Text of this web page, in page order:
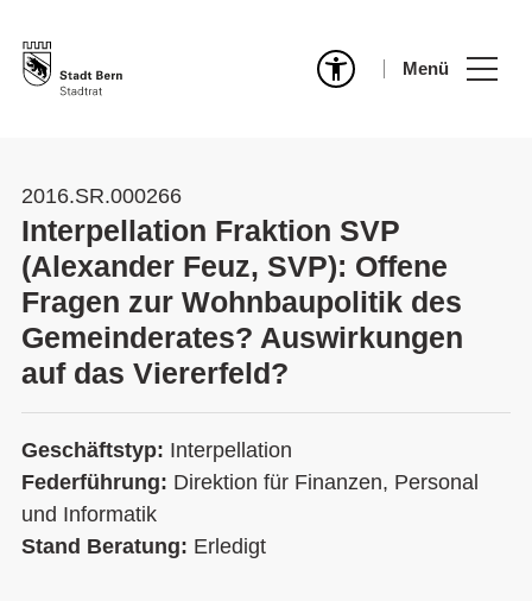
Menü
2016.SR.000266
Interpellation Fraktion SVP
(Alexander Feuz, SVP): Offene
Fragen zur Wohnbaupolitik des
Gemeinderates? Auswirkungen
auf das Viererfeld?
Geschäftstyp: Interpellation
Federführung: Direktion für Finanzen, Personal
und Informatik
Stand Beratung: Erledigt